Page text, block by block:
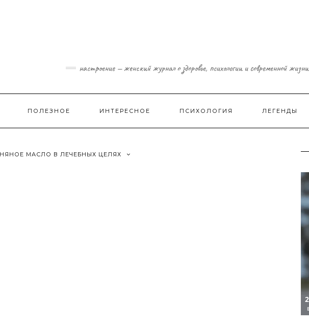
настроение — женский журнал о здоровье, психологии и современной жизни
ПОЛЕЗНОЕ ИНТЕРЕСНОЕ ПСИХОЛОГИЯ ЛЕГЕНДЫ
МАСЛО В ЛЕЧЕБНЫХ ЦЕЛЯХ